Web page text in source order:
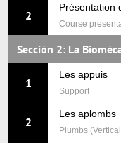
2
Présentation
Course
Sección 2: La
1
Les appuis
Support
2
Les aplombs
Plumbs